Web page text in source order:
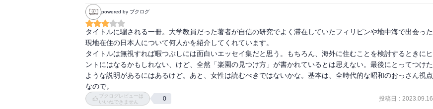
powered by ブクログ
タイトルに騙される一冊。大学教員だった著者が自信の研究でよく滞在していたフィリピンや地中海で出会った
現地在住の日本人について何人かを紹介してくれています。
タイトルは無視すれば暇つぶしには面白いエッセイ集だと思う。もちろん、海外に住むことを検討するときにヒ
ントにはなるかもしれない、けど、全然「楽園の見つけ方」が書かれているとは思えない。最後にとってつけた
ような説明があるにはあるけど。あと、女性は読むべきではないかな。基本は、全時代的な昭和のおっさん視点
なので。
ブクログレビューは
いいねできません
0 投稿日 : 2023.09.16